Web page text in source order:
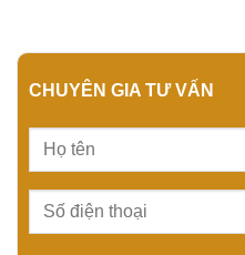
CHUYÊN GIA TƯ VẤN